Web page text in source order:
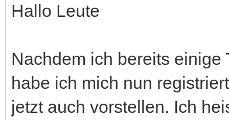
Hallo Leute
Nachdem ich bereits einige
habe ich mich nun
jetzt auch vorstellen. Ich